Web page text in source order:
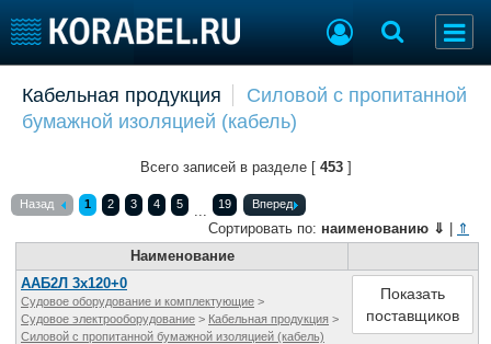
Судостроение
Компании
Крюинг
Журнал
Реклама
Торговая площадка
Продажа флота
Оборудование
Изделия
Материалы
Кабельная продукция
Силовой с пропитанной
бумажной изоляцией (кабель)
Всего записей в разделе [ 453]
Назад 1 2 3 4 5 ... 19 Вперед
Сортировать по: наименованию ⇓
⇑
Наименование
ААБ2Л 3х120+0
Судовое оборудование и комплектующие >
Судовое электрооборудование > Кабельная продукция >
Силовой с пропитанной бумажной изоляцией (кабель)
Показать
поставщиков